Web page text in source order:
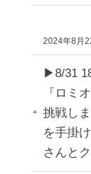
2024年8月
▶︎8/31
『ロミ
挑戦し
を手掛
さんと